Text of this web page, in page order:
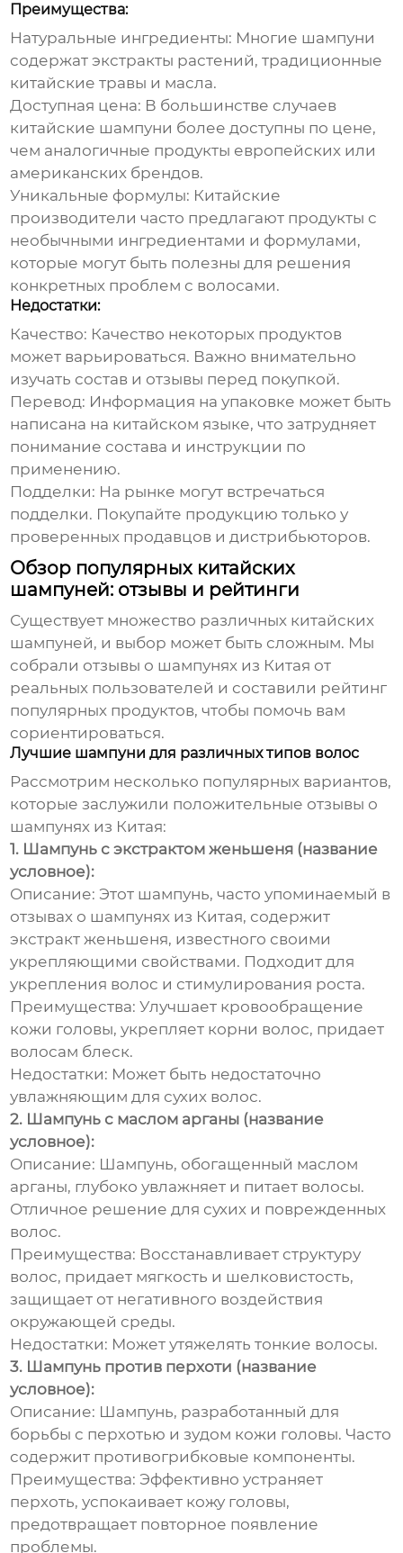
Преимущества:
Натуральные ингредиенты: Многие шампуни
содержат экстракты растений, традиционные
китайские травы и масла.
Доступная цена: В большинстве случаев
китайские шампуни более доступны по цене,
чем аналогичные продукты европейских или
американских брендов.
Уникальные формулы: Китайские
производители часто предлагают продукты с
необычными ингредиентами и формулами,
которые могут быть полезны для решения
конкретных проблем с волосами.
Недостатки:
Качество: Качество некоторых продуктов
может варьироваться. Важно внимательно
изучать состав и отзывы перед покупкой.
Перевод: Информация на упаковке может быть
написана на китайском языке, что затрудняет
понимание состава и инструкции по
применению.
Подделки: На рынке могут встречаться
подделки. Покупайте продукцию только у
проверенных продавцов и дистрибьюторов.
Обзор популярных китайских
шампуней: отзывы и рейтинги
Существует множество различных китайских
шампуней, и выбор может быть сложным. Мы
собрали отзывы о шампунях из Китая от
реальных пользователей и составили рейтинг
популярных продуктов, чтобы помочь вам
сориентироваться.
Лучшие шампуни для различных типов волос
Рассмотрим несколько популярных вариантов,
которые заслужили положительные отзывы о
шампунях из Китая:
1. Шампунь с экстрактом женьшеня (название
условное):
Описание: Этот шампунь, часто упоминаемый в
отзывах о шампунях из Китая, содержит
экстракт женьшеня, известного своими
укрепляющими свойствами. Подходит для
укрепления волос и стимулирования роста.
Преимущества: Улучшает кровообращение
кожи головы, укрепляет корни волос, придает
волосам блеск.
Недостатки: Может быть недостаточно
увлажняющим для сухих волос.
2. Шампунь с маслом арганы (название
условное):
Описание: Шампунь, обогащенный маслом
арганы, глубоко увлажняет и питает волосы.
Отличное решение для сухих и поврежденных
волос.
Преимущества: Восстанавливает структуру
волос, придает мягкость и шелковистость,
защищает от негативного воздействия
окружающей среды.
Недостатки: Может утяжелять тонкие волосы.
3. Шампунь против перхоти (название
условное):
Описание: Шампунь, разработанный для
борьбы с перхотью и зудом кожи головы. Часто
содержит противогрибковые компоненты.
Преимущества: Эффективно устраняет
перхоть, успокаивает кожу головы,
предотвращает повторное появление
проблемы.